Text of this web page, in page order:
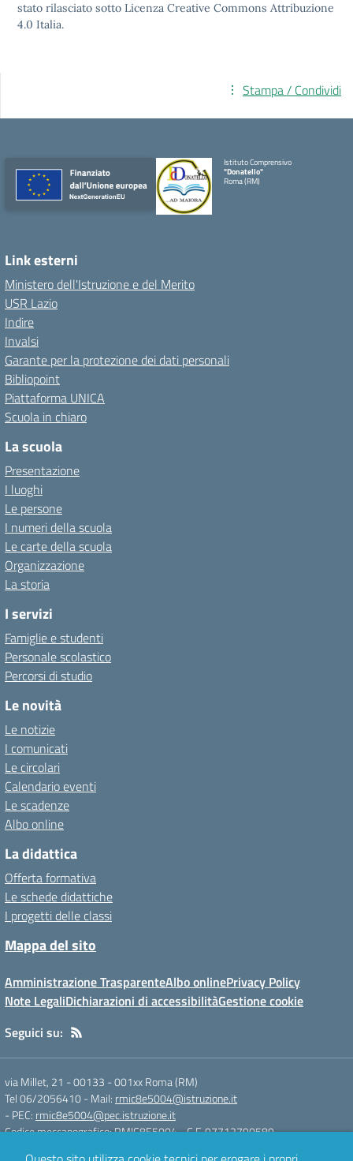
stato rilasciato sotto Licenza Creative Commons Attribuzione
4.0 Italia.
Stampa / Condividi
Istituto Comprensivo
"Donatello"
Roma (RM)
Link esterni
Ministero dell'Istruzione e del Merito
USR Lazio
Indire
Invalsi
Garante per la protezione dei dati personali
Bibliopoint
Piattaforma UNICA
Scuola in chiaro
La scuola
Presentazione
I luoghi
Le persone
I numeri della scuola
Le carte della scuola
Organizzazione
La storia
I servizi
Famiglie e studenti
Personale scolastico
Percorsi di studio
Le novità
Le notizie
I comunicati
Le circolari
Calendario eventi
Le scadenze
Albo online
La didattica
Offerta formativa
Le schede didattiche
I progetti delle classi
Mappa del sito
Amministrazione TrasparenteAlbo onlinePrivacy Policy
Note LegaliDichiarazioni di accessibilitàGestione cookie
Seguici su:
via Millet, 21 - 00133 -001xx Roma (RM)
Tel 06/2056410- Mail: rmic8e5004@istruzione.it
- PEC: rmic8e5004@pec.istruzione.it
Codice meccanografico: RMIC8E5004- C.F. 97712790589